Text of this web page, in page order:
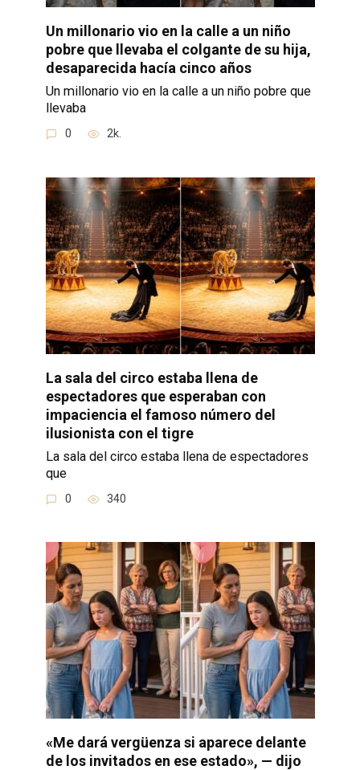
Un millonario vio en la calle a un niño
pobre que llevaba el colgante de su hija,
desaparecida hacía cinco años
Un millonario vio en la calle a un niño pobre que
llevaba
0 2k.
La sala del circo estaba llena de
espectadores que esperaban con
impaciencia el famoso número del
ilusionista con el tigre
La sala del circo estaba llena de espectadores
que
0 340
«Me dará vergüenza si aparece delante
de los invitados en ese estado», — dijo